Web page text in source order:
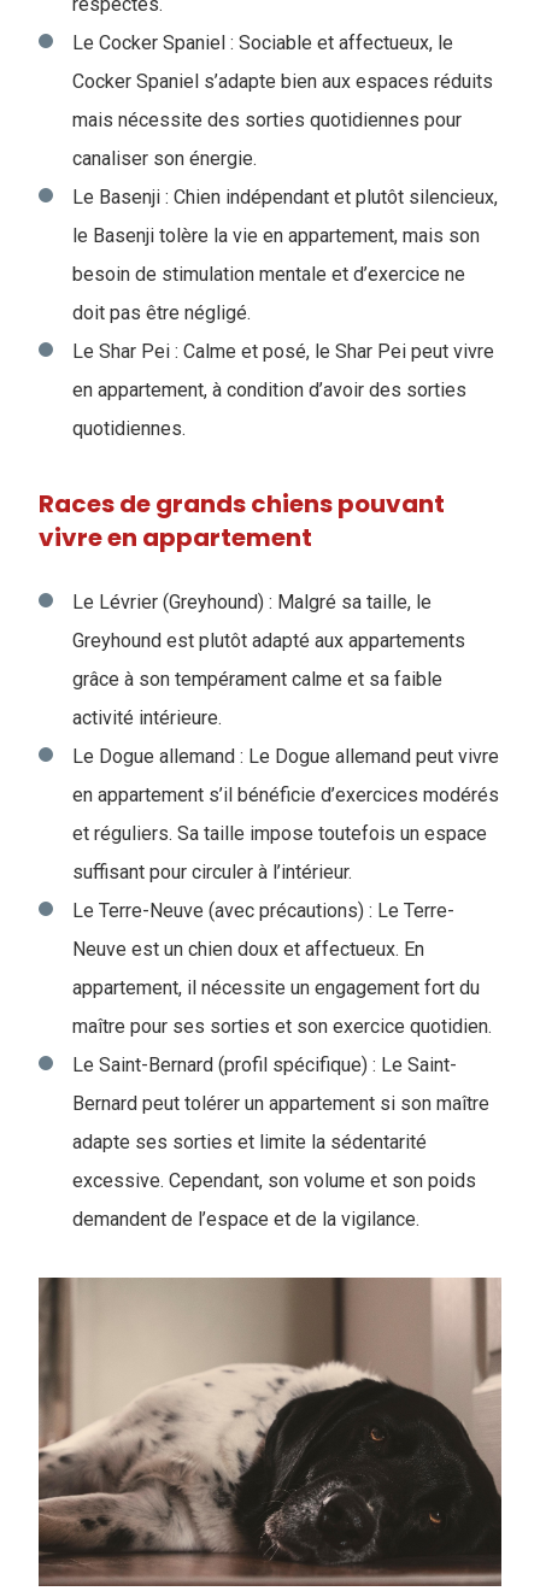
Le Cocker Spaniel : Sociable et affectueux, le
Cocker Spaniel s’adapte bien aux espaces réduits
mais nécessite des sorties quotidiennes pour
canaliser son énergie.
Le Basenji : Chien indépendant et plutôt silencieux,
le Basenji tolère la vie en appartement, mais son
besoin de stimulation mentale et d’exercice ne
doit pas être négligé.
Le Shar Pei : Calme et posé, le Shar Pei peut vivre
en appartement, à condition d’avoir des sorties
quotidiennes.
Races de grands chiens pouvant
vivre en appartement
Le Lévrier (Greyhound) : Malgré sa taille, le
Greyhound est plutôt adapté aux appartements
grâce à son tempérament calme et sa faible
activité intérieure.
Le Dogue allemand : Le Dogue allemand peut vivre
en appartement s’il bénéficie d’exercices modérés
et réguliers. Sa taille impose toutefois un espace
suffisant pour circuler à l’intérieur.
Le Terre-Neuve (avec précautions) : Le Terre-
Neuve est un chien doux et affectueux. En
appartement, il nécessite un engagement fort du
maître pour ses sorties et son exercice quotidien.
Le Saint-Bernard (profil spécifique) : Le Saint-
Bernard peut tolérer un appartement si son maître
adapte ses sorties et limite la sédentarité
excessive. Cependant, son volume et son poids
demandent de l’espace et de la vigilance.